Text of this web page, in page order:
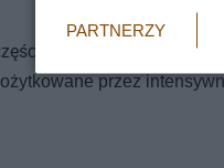
prowadzi do
przez
PARTNERZY